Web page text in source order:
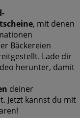
, mit denen
Bäckereien
Lade dir
herunter, damit
deiner
Jetzt kannst du mit